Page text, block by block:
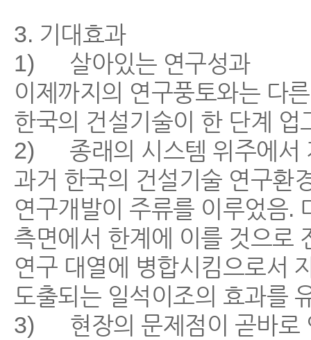
3. 기대효과
1) 살아있는 연구성과
이제까지의 연구풍토와는 다
한국의 건설기술이 한 단계
2) 종래의 시스템 위주에서
과거 한국의 건설기술 연구환
연구개발이 주류를 이루었음.
측면에서 한계에 이를 것으로
연구 대열에 병합시킴으로서
도출되는 일석이조의 효과를
3) 현장의 문제점이 곧바로